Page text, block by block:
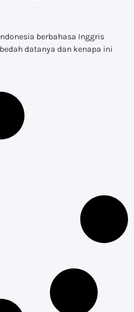
berbahasa Inggris
datanya dan kenapa ini